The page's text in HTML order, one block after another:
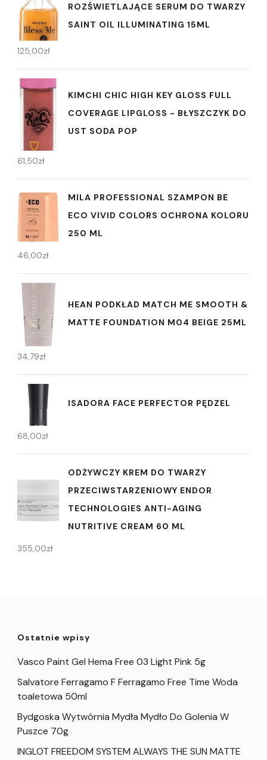
ROZŚWIETLAJĄCE SERUM DO TWARZY
SAINT OIL ILLUMINATING 15ML
125,00zł
KIMCHI CHIC HIGH KEY GLOSS FULL
COVERAGE LIPGLOSS - BŁYSZCZYK DO
UST SODA POP
61,50zł
MILA PROFESSIONAL SZAMPON BE
ECO VIVID COLORS OCHRONA KOLORU
250 ML
46,00zł
HEAN PODKŁAD MATCH ME SMOOTH &
MATTE FOUNDATION M04 BEIGE 25ML
34,79zł
ISADORA FACE PERFECTOR PĘDZEL
68,00zł
ODŻYWCZY KREM DO TWARZY
PRZECIWSTARZENIOWY ENDOR
TECHNOLOGIES ANTI-AGING
NUTRITIVE CREAM 60 ML
355,00zł
Ostatnie wpisy
Vasco Paint Gel Hema Free 03 Light Pink 5g
Salvatore Ferragamo F Ferragamo Free Time Woda
toaletowa 50ml
Bydgoska Wytwórnia Mydła Mydło Do Golenia W
Puszce 70g
INGLOT FREEDOM SYSTEM ALWAYS THE SUN MATTE